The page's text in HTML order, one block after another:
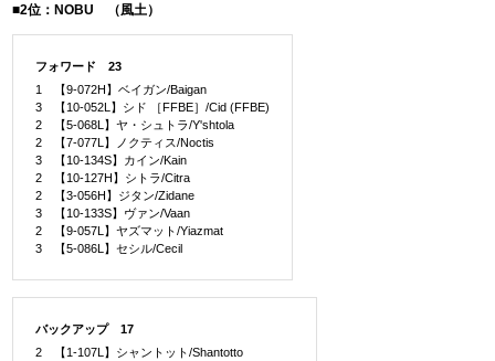
■2位：NOBU （風土）
フォワード 23
1 【9-072H】ベイガン/Baigan
3 【10-052L】シド ［FFBE］/Cid (FFBE)
2 【5-068L】ヤ・シュトラ/Y'shtola
2 【7-077L】ノクティス/Noctis
3 【10-134S】カイン/Kain
2 【10-127H】シトラ/Citra
2 【3-056H】ジタン/Zidane
3 【10-133S】ヴァン/Vaan
2 【9-057L】ヤズマット/Yiazmat
3 【5-086L】セシル/Cecil
バックアップ 17
2 【1-107L】シャントット/Shantotto